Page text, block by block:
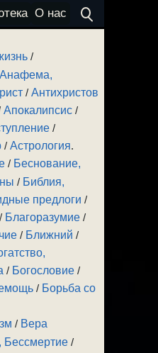
О нас
/
Анафема,
/Антихристов
Апокалипсис /
/
/Астрология.
/ Беснование,
/ Библия,
предлоги /
/ Благоразумие /
/ Ближний /
/ Богословие /
/ Борьба со
/ Вера
Бессмертие /